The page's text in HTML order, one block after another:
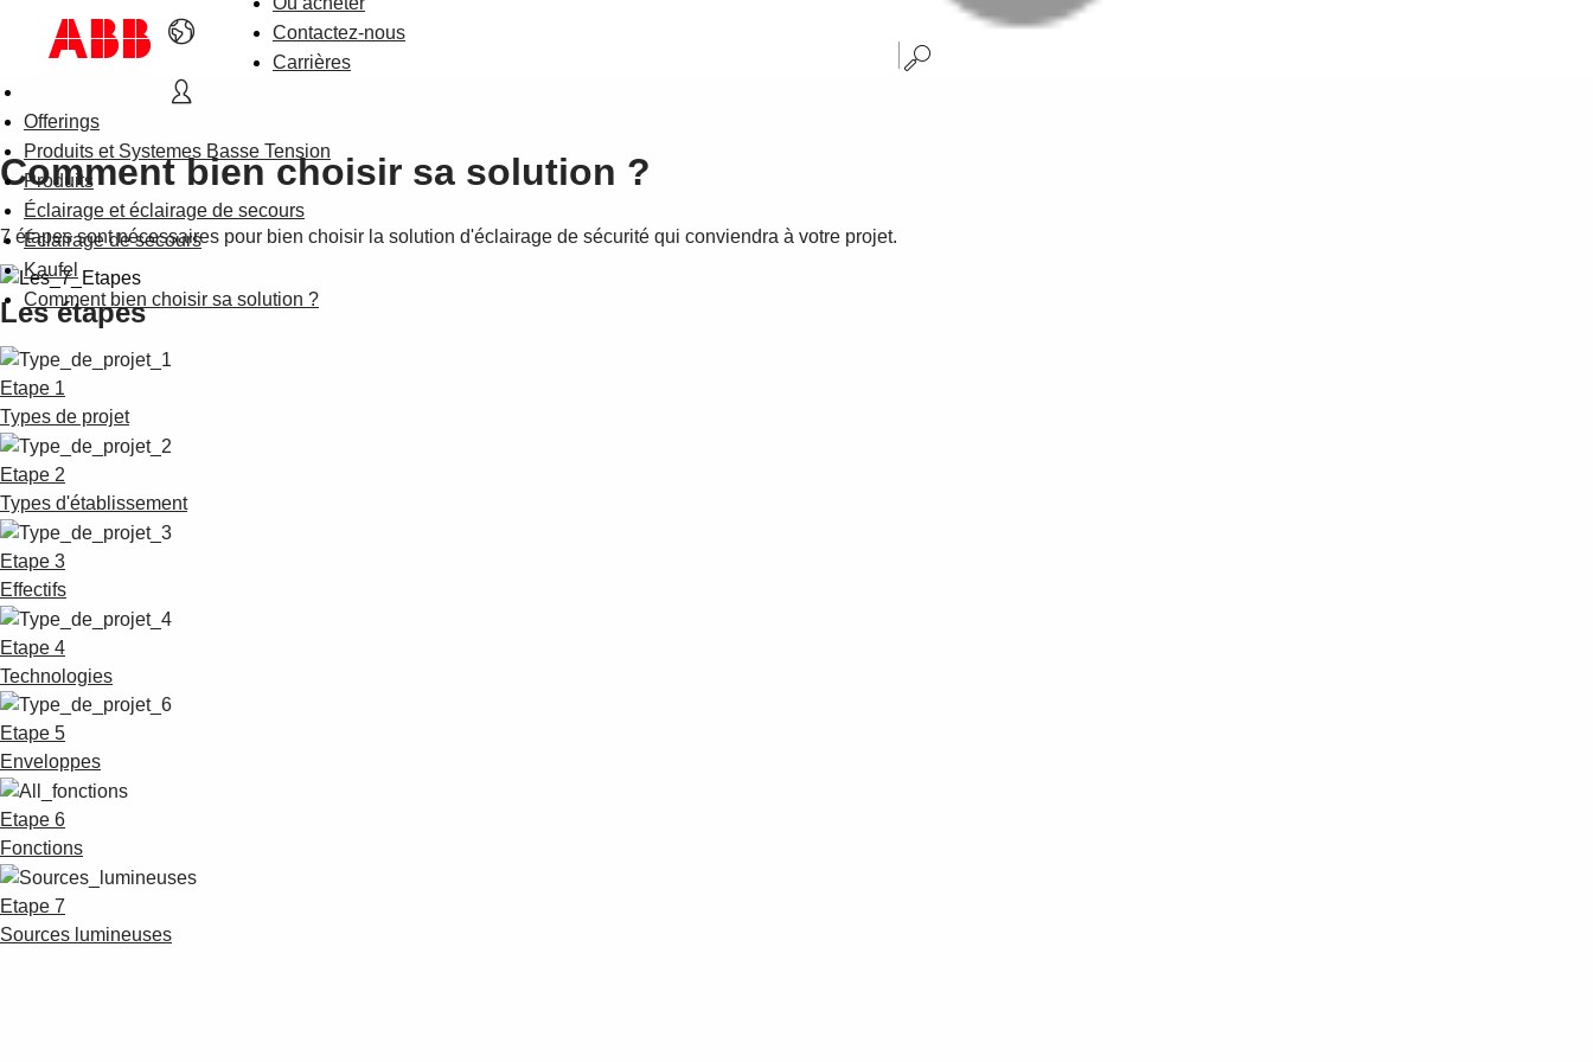
Contactez-nous
Carrières
Offerings
Produits et Systemes Basse Tension
Produits
Éclairage et éclairage de secours
Éclairage de secours
Kaufel
Comment bien choisir sa solution ?
Comment bien choisir sa solution ?
7 étapes sont nécessaires pour bien choisir la solution d'éclairage de sécurité qui conviendra à votre projet.
Les étapes
Etape 1
Types de projet
Etape 2
Types d'établissement
Etape 3
Effectifs
Etape 4
Technologies
Etape 5
Enveloppes
Etape 6
Fonctions
Etape 7
Sources lumineuses